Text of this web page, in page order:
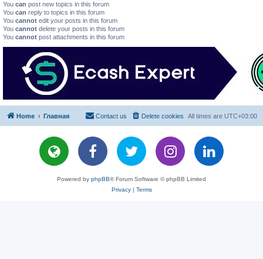
You can post new topics in this forum
You can reply to topics in this forum
You cannot edit your posts in this forum
You cannot delete your posts in this forum
You cannot post attachments in this forum
Home Главная All times are UTC+03:00
Delete cookies
Contact us
Powered by phpBB® Forum Software © phpBB Limited
Privacy| Terms